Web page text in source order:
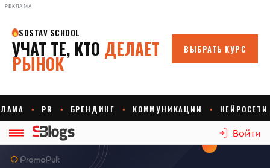
РЕКЛАМА
Войти